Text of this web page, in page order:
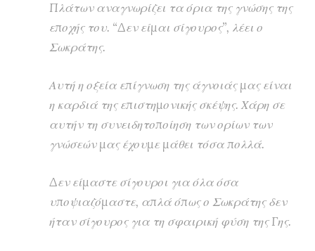
Πλάτων αναγνωρίζει τα όρια της γνώσης της
εποχής του. “Δεν είμαι σίγουρος”, λέει ο
Σωκράτης.
Αυτή η οξεία επίγνωση της άγνοιάς μας είναι
η καρδιά της επιστημονικής σκέψης. Χάρη σε
αυτήν τη συνειδητοποίηση των ορίων των
γνώσεών μας έχουμε μάθει τόσα πολλά.
Δεν είμαστε σίγουροι για όλα όσα
υποψιαζόμαστε, απλά όπως ο Σωκράτης δεν
ήταν σίγουρος για τη σφαιρική φύση της Γης.